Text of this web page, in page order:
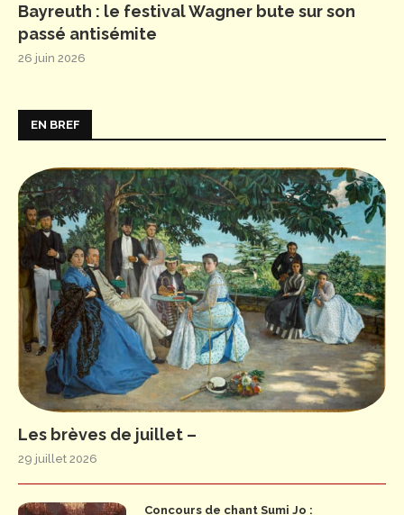
Bayreuth : le festival Wagner bute sur son
passé antisémite
26 juin 2026
EN BREF
Les brèves de juillet –
29 juillet 2026
Concours de chant Sumi Jo :